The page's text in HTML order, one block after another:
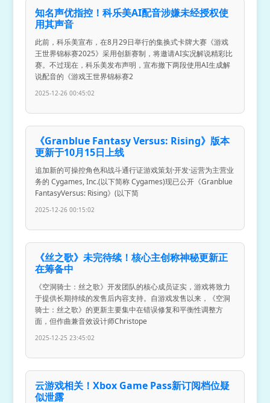
知名声优指控！科乐美AI配音涉嫌未经授权使
用其声音
此前，科乐美宣布，在8月29日举行的集换式卡牌大赛《游戏
王世界锦标赛2025》采用创新赛制，将邀请AI实况解说精彩比
赛。不过现在，科乐美发布声明，宣布撤下两段使用AI生成解
说配音的《游戏王世界锦标赛2
2025-12-26 00:45:02
《Granblue Fantasy Versus: Rising》版本
更新于10月15日上线
追加新的可操控角色和战斗通行证游戏策划·开发·运营为主营业
务的 Cygames, Inc.(以下简称 Cygames)现已公开《Granblue
FantasyVersus: Rising》(以下简
2025-12-26 00:15:02
《丝之歌》未完待续！核心主创称神秘更新正
在筹备中
《空洞骑士：丝之歌》开发团队的核心成员证实，游戏将致力
于提供长期持续的发售后内容支持。自游戏发售以来，《空洞
骑士：丝之歌》的更新主要集中在错误修复和平衡性调整方
面，但作曲兼音效设计师Christope
2025-12-25 23:45:02
云游戏相关！Xbox Game Pass新订阅档位疑
似泄露